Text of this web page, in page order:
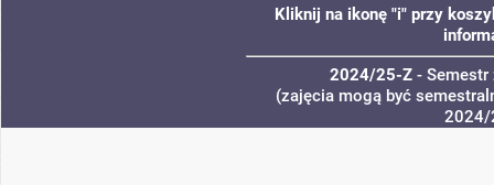
Kliknij na ikonę "i" przy
2024/25-Z- Semestr
(zajęcia mogą być
2024/